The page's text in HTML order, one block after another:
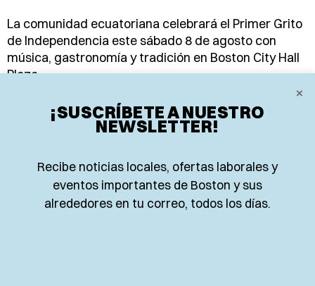
La comunidad ecuatoriana celebrará el Primer Grito
de Independencia este sábado 8 de agosto con
música, gastronomía y tradición en Boston City Hall
Plaza.
4 de agosto de 2026
×
¡SUSCRÍBETE A NUESTRO
NEWSLETTER!
Recibe noticias locales, ofertas laborales y
eventos importantes de Boston y sus
alrededores en tu correo, todos los días.